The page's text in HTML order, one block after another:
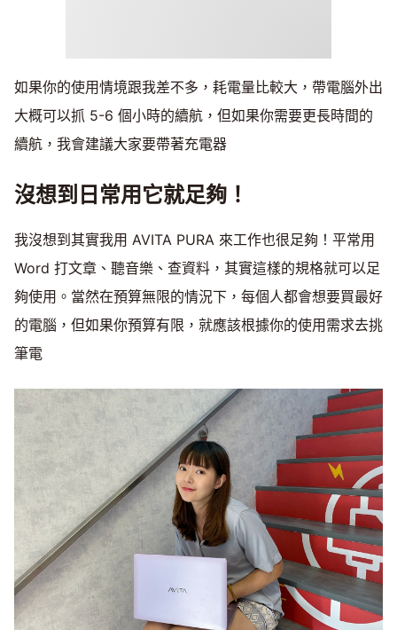
如果你的使用情境跟我差不多，耗電量比較大，帶電腦外出
大概可以抓 5-6 個小時的續航，但如果你需要更長時間的
續航，我會建議大家要帶著充電器
沒想到日常用它就足夠！
我沒想到其實我用 AVITA PURA 來工作也很足夠！平常用
Word 打文章、聽音樂、查資料，其實這樣的規格就可以足
夠使用。當然在預算無限的情況下，每個人都會想要買最好
的電腦，但如果你預算有限，就應該根據你的使用需求去挑
筆電